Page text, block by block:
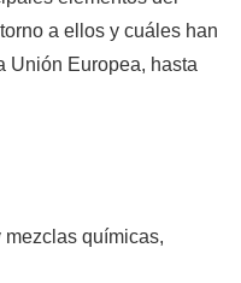
mezclas químicas
a ellos y cuáles han
Unión Europea, hasta